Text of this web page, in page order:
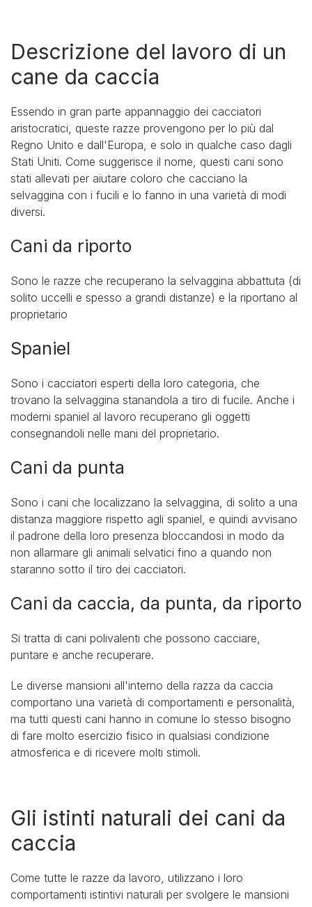
Descrizione del lavoro di un
cane da caccia
Essendo in gran parte appannaggio dei cacciatori
aristocratici, queste razze provengono per lo più dal
Regno Unito e dall'Europa, e solo in qualche caso dagli
Stati Uniti. Come suggerisce il nome, questi cani sono
stati allevati per aiutare coloro che cacciano la
selvaggina con i fucili e lo fanno in una varietà di modi
diversi.
Cani da riporto
Sono le razze che recuperano la selvaggina abbattuta (di
solito uccelli e spesso a grandi distanze) e la riportano al
proprietario
Spaniel
Sono i cacciatori esperti della loro categoria, che
trovano la selvaggina stanandola a tiro di fucile. Anche i
moderni spaniel al lavoro recuperano gli oggetti
consegnandoli nelle mani del proprietario.
Cani da punta
Sono i cani che localizzano la selvaggina, di solito a una
distanza maggiore rispetto agli spaniel, e quindi avvisano
il padrone della loro presenza bloccandosi in modo da
non allarmare gli animali selvatici fino a quando non
staranno sotto il tiro dei cacciatori.
Cani da caccia, da punta, da riporto
Si tratta di cani polivalenti che possono cacciare,
puntare e anche recuperare.
Le diverse mansioni all'interno della razza da caccia
comportano una varietà di comportamenti e personalità,
ma tutti questi cani hanno in comune lo stesso bisogno
di fare molto esercizio fisico in qualsiasi condizione
atmosferica e di ricevere molti stimoli.
Gli istinti naturali dei cani da
caccia
Come tutte le razze da lavoro, utilizzano i loro
comportamenti istintivi naturali per svolgere le mansioni